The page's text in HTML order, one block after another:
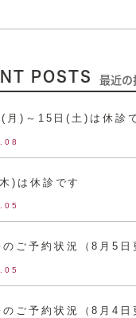
POSTS 最近の
月)～15日(土)は休診
)は休診です
のご予約状況（8月5日
のご予約状況（8月4日